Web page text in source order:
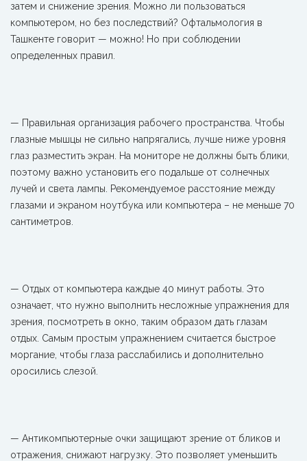
затем и снижение зрения. Можно ли пользоваться
компьютером, но без последствий? Офтальмология в
Ташкенте говорит — можно! Но при соблюдении
определенных правил.
— Правильная организация рабочего пространства. Чтобы
глазные мышцы не сильно напрягались, лучше ниже уровня
глаз разместить экран. На мониторе не должны быть блики,
поэтому важно установить его подальше от солнечных
лучей и света лампы. Рекомендуемое расстояние между
глазами и экраном ноутбука или компьютера – не меньше 70
сантиметров.
— Отдых от компьютера каждые 40 минут работы. Это
означает, что нужно выполнить несложные упражнения для
зрения, посмотреть в окно, таким образом дать глазам
отдых. Самым простым упражнением считается быстрое
моргание, чтобы глаза расслабились и дополнительно
оросились слезой.
— Антикомпьютерные очки защищают зрение от бликов и
отражения, снижают нагрузку. Это позволяет уменьшить